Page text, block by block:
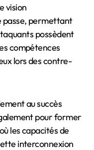
vision
passe, permettant
possèdent
compétences
lors des contre-
au succès
pour former
les capacités de
interconnexion